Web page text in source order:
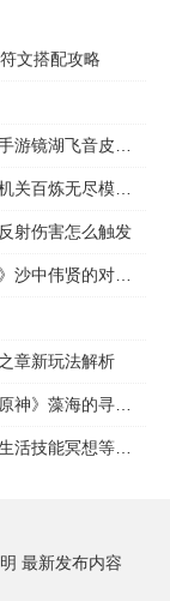
文搭配攻略
射伤害怎么触发
章新玩法解析
最新发布内容